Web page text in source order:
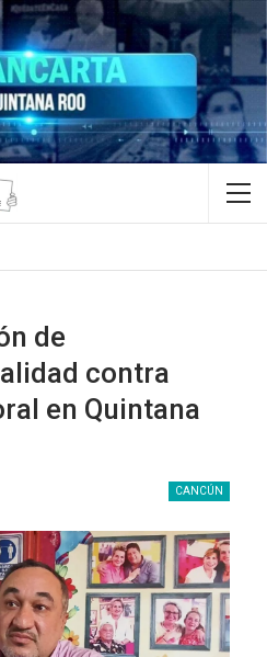
de
contra
en Quintana
CANCÚN